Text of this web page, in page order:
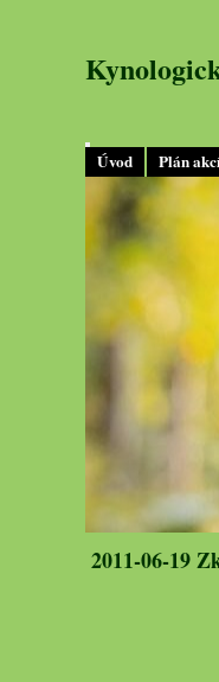
Úvod Plán
2011-06-19